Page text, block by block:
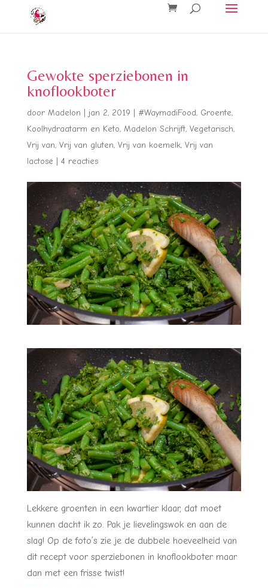
Gewokte sperziebonen in
knoflookboter
door Madelon jan 2, 2019 #WaymadiFood, Groente,
Koolhydraatarm en Keto, Madelon Schrijft, Vegetarisch,
Vrij van, Vrij van gluten, Vrij van koemelk, Vrij van
lactose
4 reacties
Lekkere groenten in een kwartier klaar, dat moet
kunnen dacht ik zo. Pak je lievelingswok en aan de
slag! Op de foto’s zie je de dubbele hoeveelheid van
dit recept voor sperziebonen in knoflookboter maar
dan met een frisse twist!